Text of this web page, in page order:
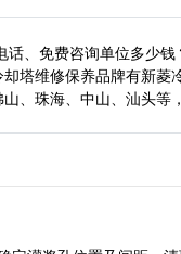
、免费咨询单位多少
塔维修保养品牌有新
、珠海、中山、汕头等，